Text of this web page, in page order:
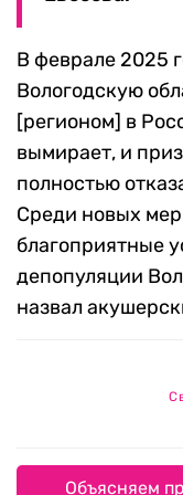
В феврале 2025
Вологодскую
[регионом] в
вымирает, и
полностью
Среди новых
благоприятные
депопуляции
назвал
Объясняем